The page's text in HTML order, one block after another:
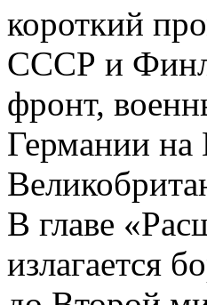
короткий
СССР и
фронт,
Германии
В главе
излагается